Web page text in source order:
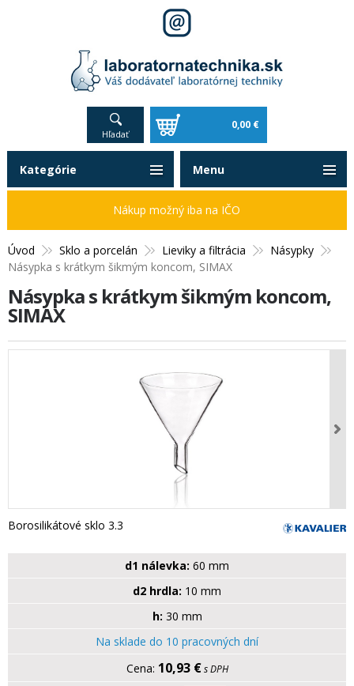
Hľadať
0,00 €
Úvod Sklo a porcelán Lieviky a filtrácia
Násypky
Násypka s krátkym šikmým koncom, SIMAX
Násypka s krátkym šikmým koncom,
SIMAX
Borosilikátové sklo 3.3
d1 nálevka: 60 mm
d2 hrdla: 10 mm
h: 30 mm
Na sklade do 10 pracovných dní
10,93 € s DPH
Kategórie
Nákup možný iba na IČO
Menu